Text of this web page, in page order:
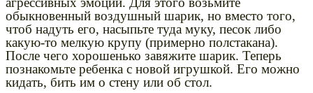
обыкновенный воздушный шарик, но вместо того,
чтоб надуть его, насыпьте туда муку, песок либо
какую-то мелкую крупу (примерно полстакана).
После чего хорошенько завяжите шарик. Теперь
познакомьте ребенка с новой игрушкой. Его можно
кидать, бить им о стену или об стол.